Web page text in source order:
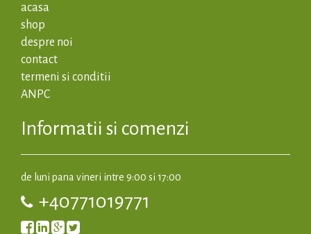
acasa
shop
despre noi
contact
termeni si conditii
ANPC
Informatii si comenzi
de luni pana vineri intre 9:00 si 17:00
+40771019771